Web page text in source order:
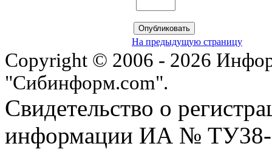
На предыдущую страницу
Copyright © 2006 - 2026
"Сибинформ.com".
Свидетельство о
информации ИА № ТУ38-